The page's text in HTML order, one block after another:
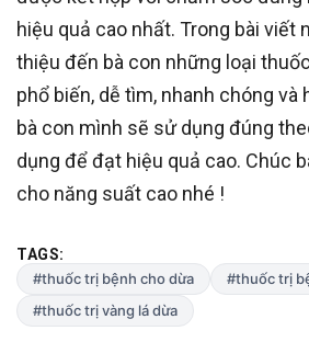
hiệu quả cao nhất. Trong bài viết
thiệu đến bà con những loại
phổ biến, dễ tìm, nhanh chóng và
bà con mình sẽ sử dụng đúng
dụng để đạt hiệu quả cao. Chúc
cho năng suất cao nhé !
TAGS:
#thuốc trị bệnh cho dừa
#thuốc trị
#thuốc trị vàng lá dừa